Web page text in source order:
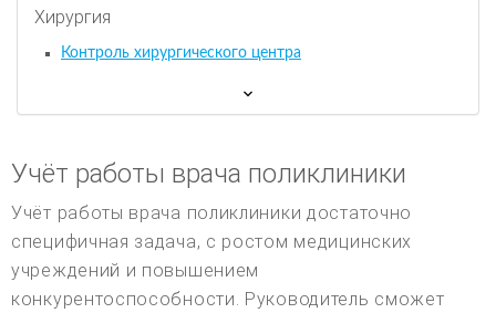
Хирургия
Контроль хирургического центра
Учёт работы врача поликлиники
Учёт работы врача поликлиники достаточно
специфичная задача, с ростом медицинских
учреждений и повышением
конкурентоспособности. Руководитель сможет